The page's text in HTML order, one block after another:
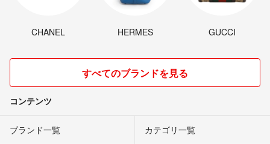
CHANEL HERMES GUCCI
すべてのブランドを見る
コンテンツ
ブランド一覧 カテゴリ一覧